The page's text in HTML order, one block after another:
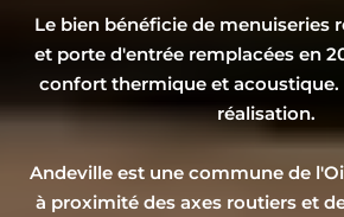
Le bien bénéficie de menuiseries
et porte d'entrée remplacées en
confort thermique et acoustique.
réalisation.
Andeville est une commune de
à proximité des axes routiers et